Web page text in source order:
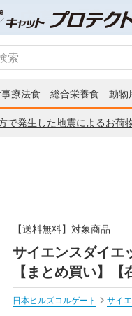
療法食 総合栄養食 動物
で発生した地震によるお荷
【送料無料】対象商品
サイエンスダイエ
【まとめ買い】【
日本ヒルズコルゲート
サイ